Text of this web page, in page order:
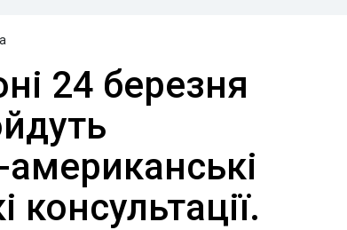
24 березня
американські
консультації.